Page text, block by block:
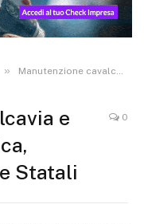
» Manutenzione cavalcavia e riparazione rete idrica, rallentamenti su due Statali
e
Statali
0